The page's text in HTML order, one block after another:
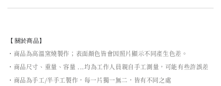
【 關於商品】
・商品為高溫窯燒製作；表面顏色皆會因照片顯示不同產生色差。
・商品尺寸、重量、容量 ...均為工作人員親自手工測量，可能有些許誤差
・商品為手工/半手工製作，每一片獨一無二，皆有不同之處